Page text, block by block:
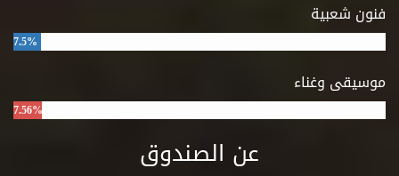
فنون شعبية
7.5%
موسيقى وغناء
7.56%
عن الصندوق